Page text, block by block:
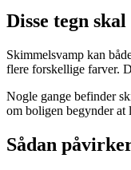
Disse tegn
Skimmelsvamp kan
flere forskellige farver.
Nogle gange befinder
om boligen begynder at
Sådan